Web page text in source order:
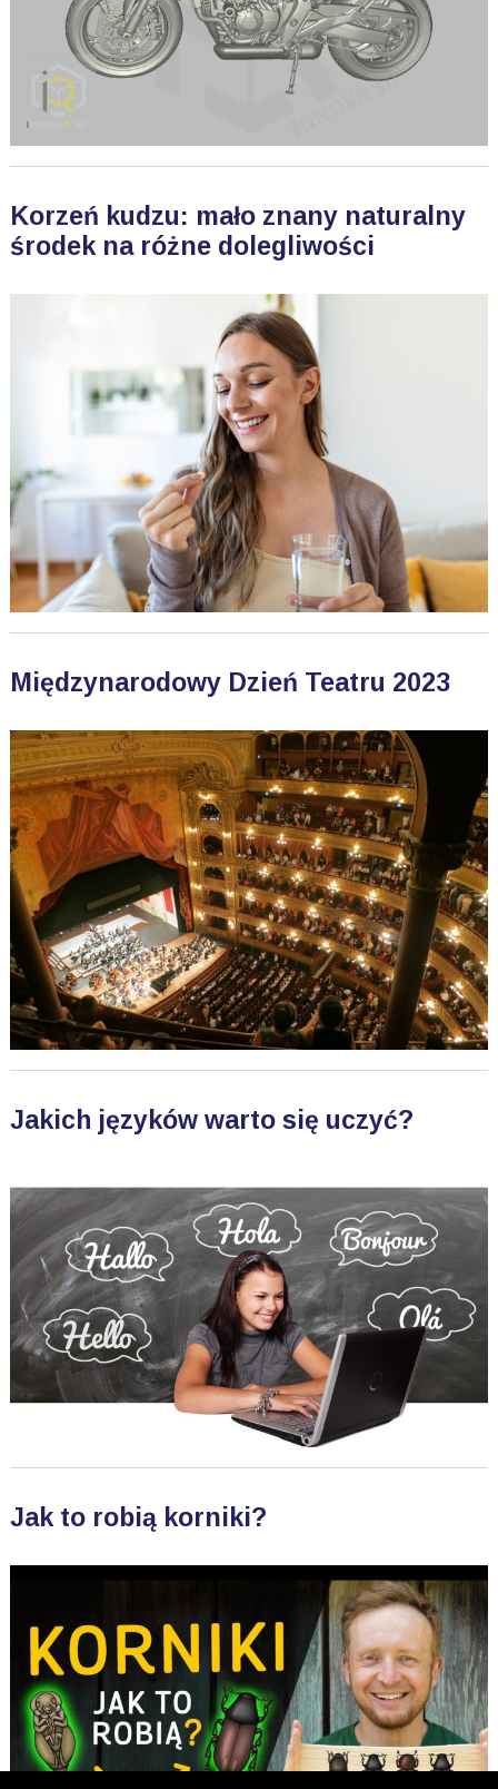
Korzeń kudzu: mało znany naturalny
środek na różne dolegliwości
Międzynarodowy Dzień Teatru 2023
Jakich języków warto się uczyć?
Jak to robią korniki?